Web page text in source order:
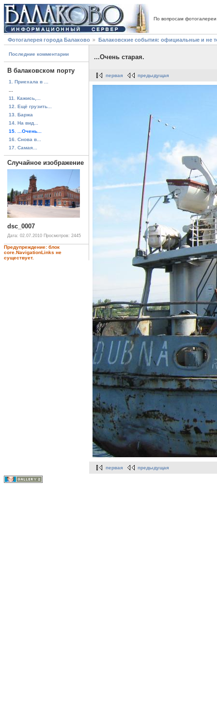
По вопросам
Фотогалерея города Балаково Балаковские события: официальные и не
Последние комментарии
В балаковском порту
1. Приехала в ...
11. Кажись,...
12. Ещё грузить...
13. Баржа
14. На вид...
15. ...Очень...
16. Снова в...
17. Самая...
Случайное изображение
dsc_0007
Дата: 02.07.2010 Просмотров: 2445
Предупреждение: блок
core.NavigationLinks не
существует.
...Очень старая.
первая предыдущая
первая предыдущая